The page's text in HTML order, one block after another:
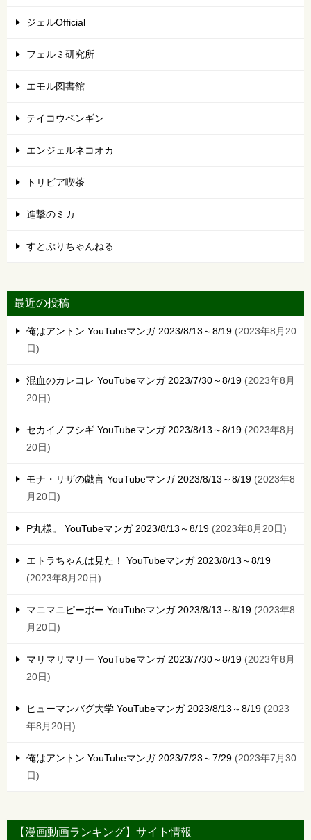
ジェルOfficial
フェルミ研究所
エモル図書館
テイコウペンギン
エンジェルネコオカ
トリビア喫茶
進撃のミカ
すとぷりちゃんねる
最近の投稿
俺はアントン YouTubeマンガ 2023/8/13～8/19
2023年8月20
日
混血のカレコレ YouTubeマンガ 2023/7/30～8/19
2023年8月
20日
セカイノフシギ YouTubeマンガ 2023/8/13～8/19
2023年8月
20日
モナ・リザの戯言 YouTubeマンガ 2023/8/13～8/19
2023年8
月20日
P丸様。 YouTubeマンガ 2023/8/13～8/19 2023年8月20日
エトラちゃんは見た！ YouTubeマンガ 2023/8/13～8/19
2023年8月20日
マニマニピーポー YouTubeマンガ 2023/8/13～8/19
2023年8
月20日
マリマリマリー YouTubeマンガ 2023/7/30～8/19
2023年8月
20日
ヒューマンバグ大学 YouTubeマンガ 2023/8/13～8/19
2023
年8月20日
俺はアントン YouTubeマンガ 2023/7/23～7/29
2023年7月30
日
【漫画動画ランキング】サイト情報